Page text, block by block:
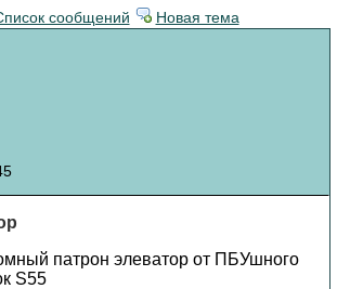
сообщений Новая тема
патрон элеватор от ПБУшного
S55